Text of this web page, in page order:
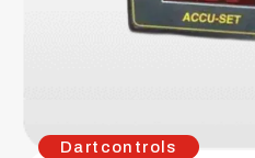
Dartcontrols